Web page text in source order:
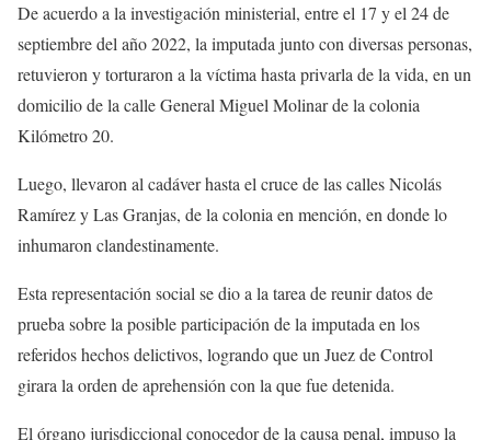
De acuerdo a la investigación ministerial, entre el 17 y el 24 de
septiembre del año 2022, la imputada junto con diversas personas,
retuvieron y torturaron a la víctima hasta privarla de la vida, en un
domicilio de la calle General Miguel Molinar de la colonia
Kilómetro 20.
Luego, llevaron al cadáver hasta el cruce de las calles Nicolás
Ramírez y Las Granjas, de la colonia en mención, en donde lo
inhumaron clandestinamente.
Esta representación social se dio a la tarea de reunir datos de
prueba sobre la posible participación de la imputada en los
referidos hechos delictivos, logrando que un Juez de Control
girara la orden de aprehensión con la que fue detenida.
El órgano jurisdiccional conocedor de la causa penal, impuso la